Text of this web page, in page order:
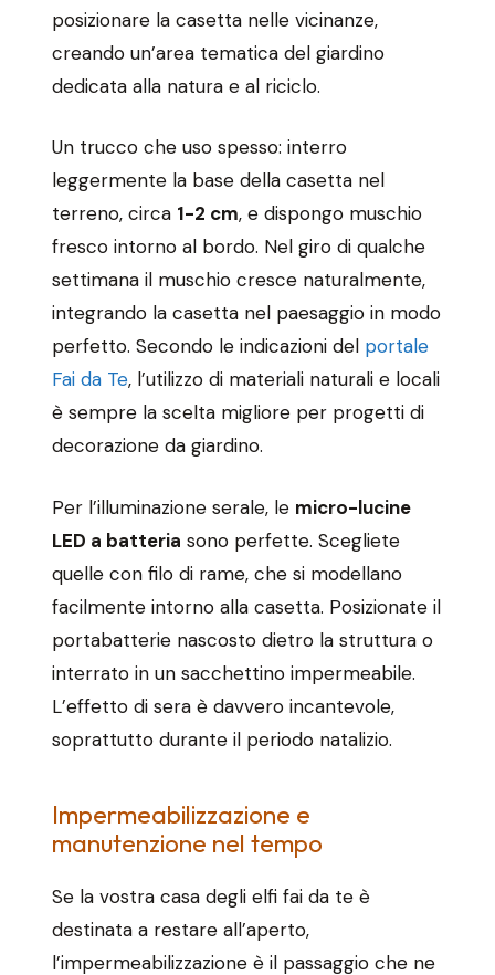
posizionare la casetta nelle vicinanze,
creando un’area tematica del giardino
dedicata alla natura e al riciclo.
Un trucco che uso spesso: interro
leggermente la base della casetta nel
terreno, circa 1-2 cm, e dispongo muschio
fresco intorno al bordo. Nel giro di qualche
settimana il muschio cresce naturalmente,
integrando la casetta nel paesaggio in modo
perfetto. Secondo le indicazioni del portale
Fai da Te, l’utilizzo di materiali naturali e locali
è sempre la scelta migliore per progetti di
decorazione da giardino.
Per l’illuminazione serale, le micro-lucine
LED a batteria sono perfette. Scegliete
quelle con filo di rame, che si modellano
facilmente intorno alla casetta. Posizionate il
portabatterie nascosto dietro la struttura o
interrato in un sacchettino impermeabile.
L’effetto di sera è davvero incantevole,
soprattutto durante il periodo natalizio.
Impermeabilizzazione e
manutenzione nel tempo
Se la vostra casa degli elfi fai da te è
destinata a restare all’aperto,
l’impermeabilizzazione è il passaggio che ne